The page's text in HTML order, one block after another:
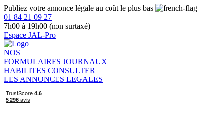
Publiez votre annonce légale au coût le plus bas
01 84 21 09 27
7h00 à 19h00 (non surtaxé)
Espace JAL-Pro
NOS
FORMULAIRES JOURNAUX
HABILITES CONSULTER
LES ANNONCES LEGALES